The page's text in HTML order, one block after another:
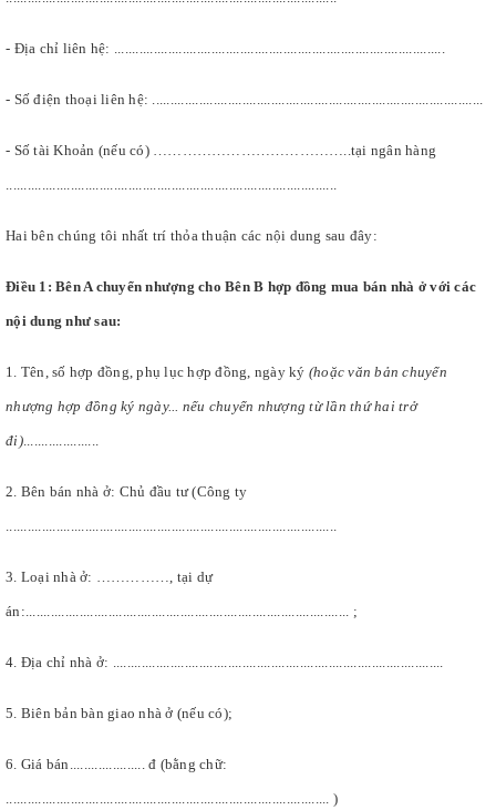
- Địa chỉ liên hệ: ............................................................................................
- Số điện thoại liên hệ: ............................................................................................
- Số tài Khoản (nếu có) …………………………………..tại ngân hàng
Hai bên chúng tôi nhất trí thỏa thuận các nội dung sau đây:
Điều 1: Bên A chuyển nhượng cho Bên B hợp đồng mua bán nhà ở với các
nội dung như sau:
1. Tên, số hợp đồng, phụ lục hợp đồng, ngày ký (hoặc văn bản chuyển
nhượng hợp đồng ký ngày... nếu chuyển nhượng từ lần thứ hai trở
đi).....................
2. Bên bán nhà ở: Chủ đầu tư (Công ty
3. Loại nhà ở: ……………, tại dự
án:.......................................................................................... ;
4. Địa chỉ nhà ở: ............................................................................................
5. Biên bản bàn giao nhà ở (nếu có);
6. Giá bán..................... đ (bằng chữ:
.......................................................................................... )